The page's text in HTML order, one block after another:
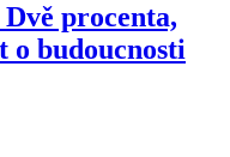
procenta,
o budoucnosti